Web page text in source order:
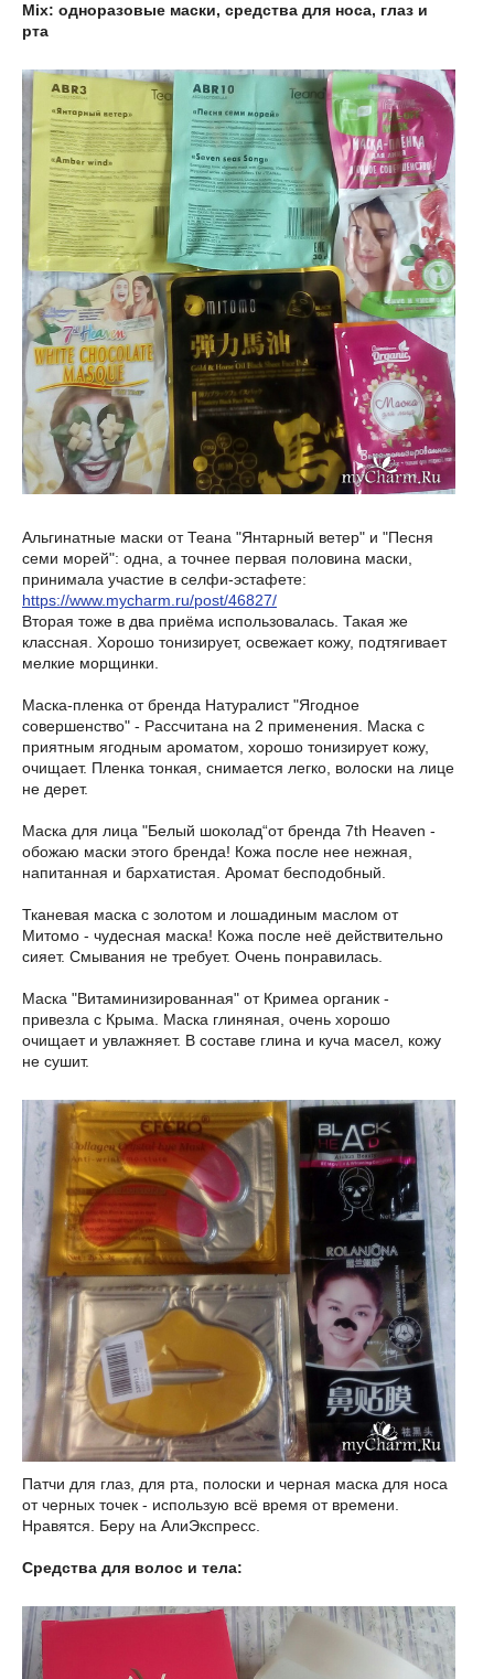
Mix: одноразовые маски, средства для носа, глаз и
рта
Альгинатные маски от Теана "Янтарный ветер" и "Песня
семи морей": одна, а точнее первая половина маски,
принимала участие в селфи-эстафете:
https://www.mycharm.ru/post/46827/
Вторая тоже в два приёма использовалась. Такая же
классная. Хорошо тонизирует, освежает кожу, подтягивает
мелкие морщинки.
Маска-пленка от бренда Натуралист "Ягодное
совершенство" - Рассчитана на 2 применения. Маска с
приятным ягодным ароматом, хорошо тонизирует кожу,
очищает. Пленка тонкая, снимается легко, волоски на лице
не дерет.
Маска для лица "Белый шоколад“от бренда 7th Heaven -
обожаю маски этого бренда! Кожа после нее нежная,
напитанная и бархатистая. Аромат бесподобный.
Тканевая маска с золотом и лошадиным маслом от
Митомо - чудесная маска! Кожа после неё действительно
сияет. Смывания не требует. Очень понравилась.
Маска "Витаминизированная" от Кримеа органик -
привезла с Крыма. Маска глиняная, очень хорошо
очищает и увлажняет. В составе глина и куча масел, кожу
не сушит.
Патчи для глаз, для рта, полоски и черная маска для носа
от черных точек - использую всё время от времени.
Нравятся. Беру на АлиЭкспресс.
Средства для волос и тела: